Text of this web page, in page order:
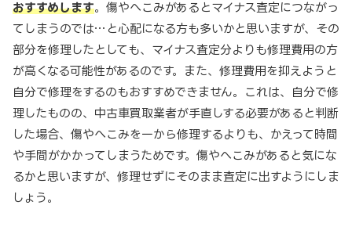
おすすめします。傷やへこみがあるとマイナス査定につながっ
てしまうのでは…と心配になる方も多いかと思いますが、その
部分を修理したとしても、マイナス査定分よりも修理費用の方
が高くなる可能性があるのです。また、修理費用を抑えようと
自分で修理をするのもおすすめできません。これは、自分で修
理したものの、中古車買取業者が手直しする必要があると判断
した場合、傷やへこみを一から修理するよりも、かえって時間
や手間がかかってしまうためです。傷やへこみがあると気にな
るかと思いますが、修理せずにそのまま査定に出すようにしま
しょう。